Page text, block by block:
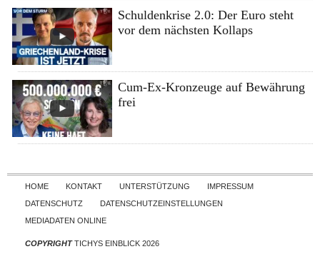
Schuldenkrise 2.0: Der Euro steht
vor dem nächsten Kollaps
Cum-Ex-Kronzeuge auf Bewährung
frei
Skip to content
HOME KONTAKT UNTERSTÜTZUNG
IMPRESSUM
DATENSCHUTZ
DATENSCHUTZEINSTELLUNGEN
MEDIADATEN ONLINE
COPYRIGHTTICHYS EINBLICK 2026